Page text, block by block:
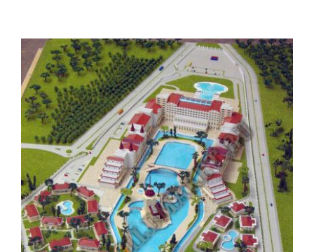
Макет гостиничного комплекса «Ривьера»
в Анталии